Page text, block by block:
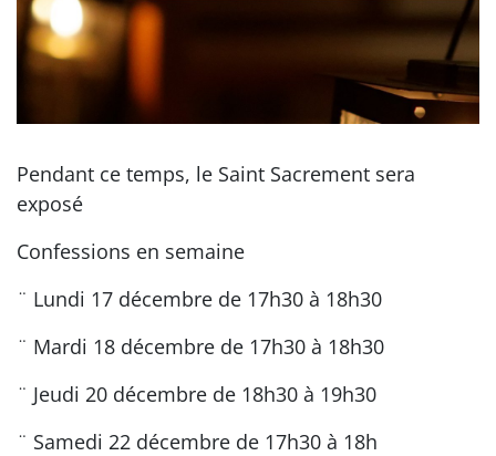
Pendant ce temps, le Saint Sacrement sera
exposé
Confessions en semaine
¨ Lundi 17 décembre de 17h30 à 18h30
¨ Mardi 18 décembre de 17h30 à 18h30
¨ Jeudi 20 décembre de 18h30 à 19h30
¨ Samedi 22 décembre de 17h30 à 18h